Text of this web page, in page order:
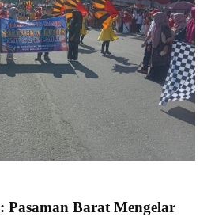
: Pasaman Barat Mengelar